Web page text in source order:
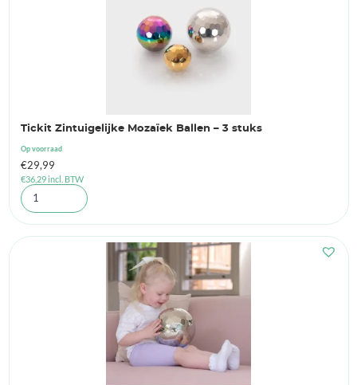
Tickit Zintuigelijke Mozaïek Ballen – 3 stuks
Op voorraad
€29,99
€36,29incl. BTW